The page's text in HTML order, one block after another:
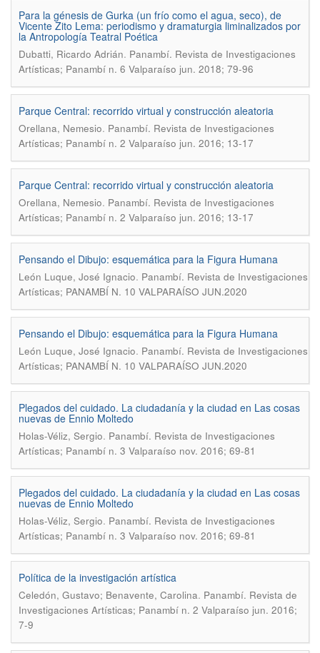
Para la génesis de Gurka (un frío como el agua, seco), de
Vicente Zito Lema: periodismo y dramaturgia liminalizados por
la Antropología Teatral Poética
Dubatti, Ricardo Adrián. Panambí. Revista de Investigaciones
Artísticas; Panambí n. 6 Valparaíso jun. 2018; 79-96
Parque Central: recorrido virtual y construcción aleatoria
Orellana, Nemesio. Panambí. Revista de Investigaciones
Artísticas; Panambí n. 2 Valparaíso jun. 2016; 13-17
Parque Central: recorrido virtual y construcción aleatoria
Orellana, Nemesio. Panambí. Revista de Investigaciones
Artísticas; Panambí n. 2 Valparaíso jun. 2016; 13-17
Pensando el Dibujo: esquemática para la Figura Humana
León Luque, José Ignacio. Panambí. Revista de Investigaciones
Artísticas; PANAMBÍ N. 10 VALPARAÍSO JUN.2020
Pensando el Dibujo: esquemática para la Figura Humana
León Luque, José Ignacio. Panambí. Revista de Investigaciones
Artísticas; PANAMBÍ N. 10 VALPARAÍSO JUN.2020
Plegados del cuidado. La ciudadanía y la ciudad en Las cosas
nuevas de Ennio Moltedo
Holas-Véliz, Sergio. Panambí. Revista de Investigaciones
Artísticas; Panambí n. 3 Valparaíso nov. 2016; 69-81
Plegados del cuidado. La ciudadanía y la ciudad en Las cosas
nuevas de Ennio Moltedo
Holas-Véliz, Sergio. Panambí. Revista de Investigaciones
Artísticas; Panambí n. 3 Valparaíso nov. 2016; 69-81
Política de la investigación artística
Celedón, Gustavo; Benavente, Carolina. Panambí. Revista de
Investigaciones Artísticas; Panambí n. 2 Valparaíso jun. 2016;
7-9